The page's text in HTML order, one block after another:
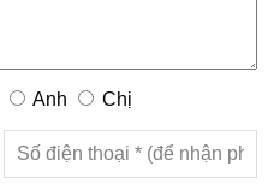
Anh Chị